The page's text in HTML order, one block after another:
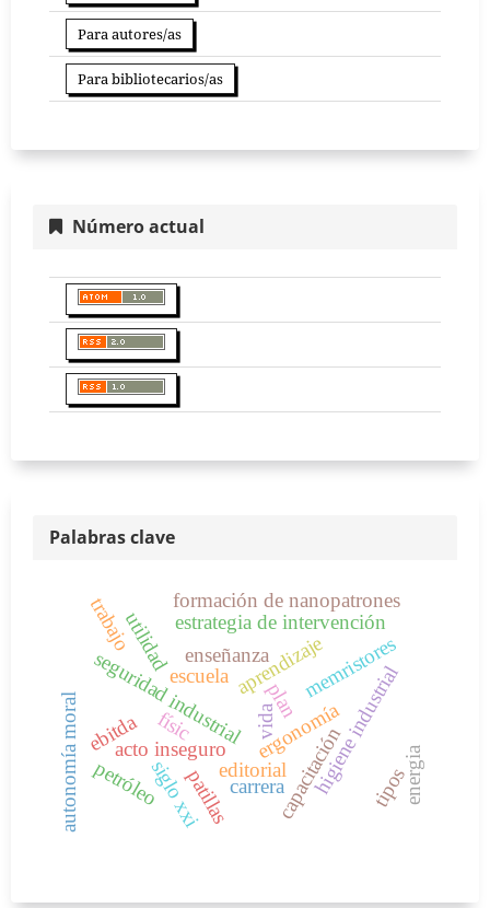
Para autores/as
Para bibliotecarios/as
Número actual
Palabras clave
enseñanza
escuela
vida
aprendizaje
ergonomía
capacitación
seguridad industrial higiene industrial
acto inseguro
editorial
plan
carrera
siglo xxi
ebitda
utilidad
autonomía moral
estrategia de intervención
energia
petróleo
formación de nanopatrones
memristores
patillas
físic
trabajo
tipos